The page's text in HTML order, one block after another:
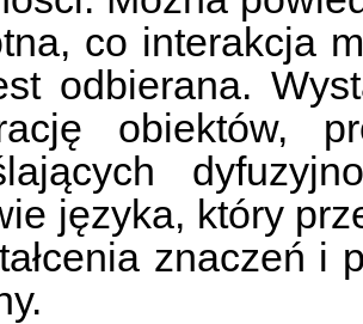
co interakcja
odbierana.
obiektów,
języka, który
znaczeń i